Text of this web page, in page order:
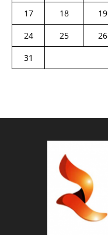
17
18 19
24
25 26
31